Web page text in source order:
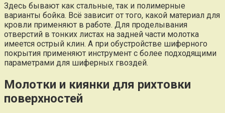
Здесь бывают как стальные, так и полимерные
варианты бойка. Всё зависит от того, какой материал для
кровли применяют в работе. Для проделывания
отверстий в тонких листах на задней части молотка
имеется острый клин. А при обустройстве шиферного
покрытия применяют инструмент с более подходящими
параметрами для шиферных гвоздей.
Молотки и киянки для рихтовки
поверхностей